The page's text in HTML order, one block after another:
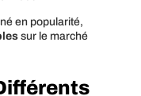
en popularité,
sur le marché